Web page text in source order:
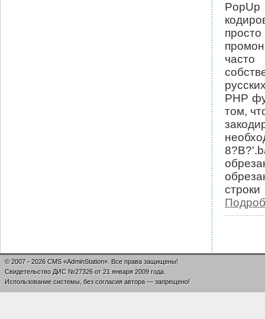
PopUp
PHP
том,
© 2007 - 2026 CMS «AdminStation». Все права защищены!
Свидетельство ДИС №27326 от 21 января 2009 года.
Использование системы, без согласия автора — запрещено!